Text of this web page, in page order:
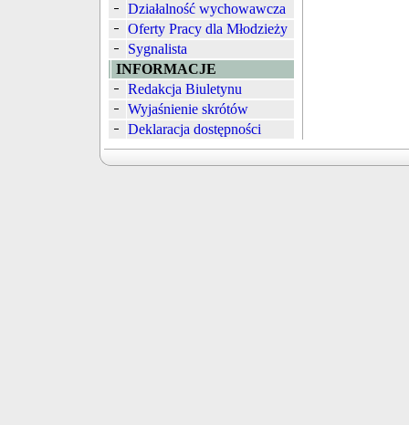
Działalność wychowawcza
Oferty Pracy dla Młodzieży
Sygnalista
INFORMACJE
Redakcja Biuletynu
Wyjaśnienie skrótów
Deklaracja dostępności